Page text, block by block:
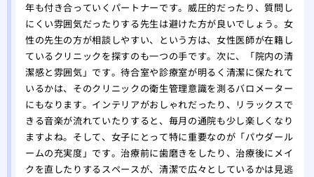
年も付き合っていくパートナーです。威圧的だったり、質問し
にくい雰囲気だったりする先生は避けた方が良いでしょう。女
性の先生の方が相談しやすい、という方は、女性医師が在籍し
ているクリニックを探すのも一つの手です。次に、「院内の清
潔感と雰囲気」です。待合室や診療室が明るく清潔に保たれて
いるかは、そのクリニックの衛生管理意識を測るバロメーター
にもなります。インテリアがおしゃれだったり、リラックスで
きる音楽が流れていたりすると、毎月の通院も少し楽しくなり
ますよね。そして、女子にとって特に重要なのが「パウダール
ームの充実度」です。治療前に歯磨きをしたり、治療後にメイ
クを直したりするスペースが、清潔で広々としているかは見逃